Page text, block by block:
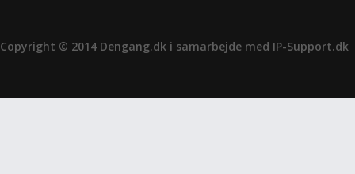
Copyright © 2014 Dengang.dk i samarbejde med IP-Support.dk